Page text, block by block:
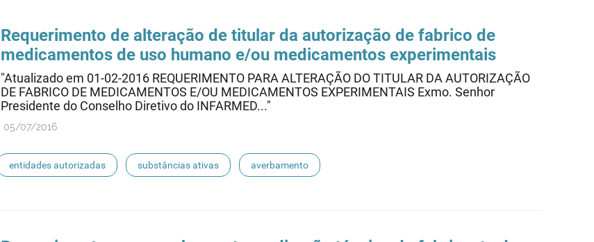
Requerimento de alteração de titular da autorização de fabrico de
medicamentos de uso humano e/ou medicamentos experimentais
"Atualizado em 01-02-2016 REQUERIMENTO PARA ALTERAÇÃO DO TITULAR DA AUTORIZAÇÃO
DE FABRICO DE MEDICAMENTOS E/OU MEDICAMENTOS EXPERIMENTAIS Exmo. Senhor
Presidente do Conselho Diretivo do INFARMED..."
05/07/2016
entidades autorizadas substâncias ativas averbamento